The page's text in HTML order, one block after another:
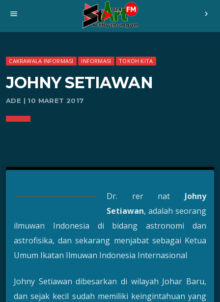
menu chevron_right
CAKRAWALA INFORMASI INFORMASI TOKOH KITA
JOHNY SETIAWAN
ADE | 10 MARET 2017
Dr. rer nat Johny
Setiawan, adalah seorang
ilmuwan Indonesia di bidang astronomi dan
astrofisika, dan sekarang menjabat sebagai Ketua
Umum Ikatan Ilmuwan Indonesia Internasional
Johny Setiawan dibesarkan di wilayah Johar Baru,
dan sejak kecil sudah memiliki keingintahuan yang